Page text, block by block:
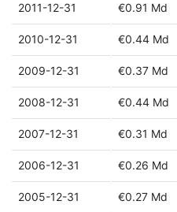
2011-12-31 €0.91 Md
2010-12-31 €0.44 Md
2009-12-31 €0.37 Md
2008-12-31 €0.44 Md
2007-12-31 €0.31 Md
2006-12-31 €0.26 Md
2005-12-31 €0.27 Md